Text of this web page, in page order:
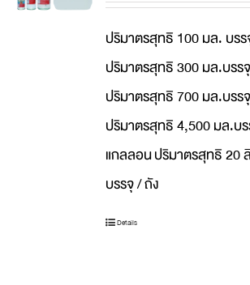
ปริมาตรสุทธิ 100 มล. บร
ปริมาตรสุทธิ 300 มล.บรร
ปริมาตรสุทธิ 700 มล.บรร
ปริมาตรสุทธิ 4,500 มล.บ
แกลลอนปริมาตรสุทธิ 20
บรรจุ / ถัง
Details